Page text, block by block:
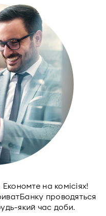
Економте на комісіях!
проводяться
який час доби.